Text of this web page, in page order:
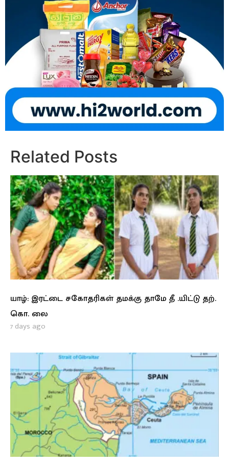
Related Posts
யாழ்: இரட்டை சகோதரிகள் தமக்கு தாமே தீ .யிட்டு தற்.
கொ. லை
7 days ago